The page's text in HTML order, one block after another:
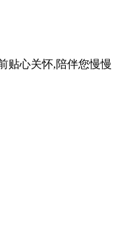
贴心关怀,陪伴您慢慢